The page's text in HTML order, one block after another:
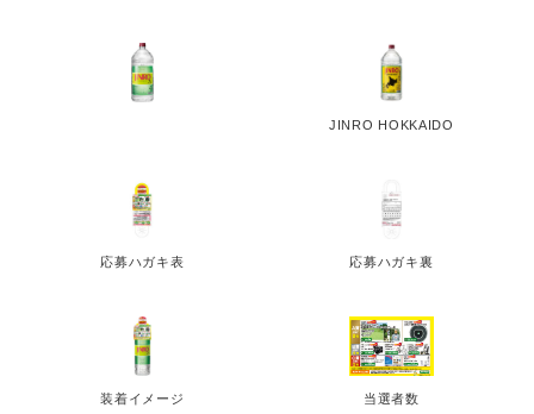
JINRO HOKKAIDO
応募ハガキ表 応募ハガキ裏
装着イメージ 当選者数